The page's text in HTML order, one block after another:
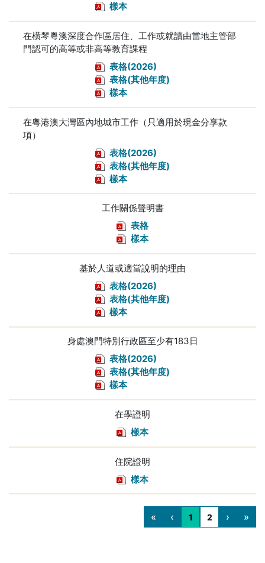
樣本
在橫琴粵澳深度合作區居住、工作或就讀由當地主管部
門認可的高等或非高等教育課程
表格(2026)
表格(其他年度)
樣本
在粵港澳大灣區內地城市工作（只適用於現金分享款
項）
表格(2026)
表格(其他年度)
樣本
工作關係聲明書
表格
樣本
基於人道或適當說明的理由
表格(2026)
表格(其他年度)
樣本
身處澳門特別行政區至少有183日
表格(2026)
表格(其他年度)
樣本
在學證明
樣本
住院證明
樣本
« ‹ 1 2 › »